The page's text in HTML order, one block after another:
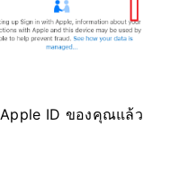
ID ของคุณแล้ว